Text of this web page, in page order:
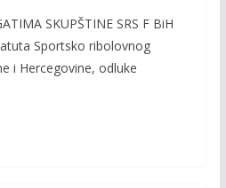
p
y
SKUPŠTINE SRS F BiH
Sportsko ribolovnog
i Hercegovine, odluke